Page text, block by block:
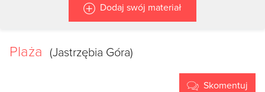
Dodaj swój materiał
Plaża (Jastrzębia Góra)
Skomentuj